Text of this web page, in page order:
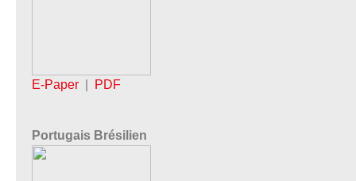
E-Paper PDF
Portugais Brésilien